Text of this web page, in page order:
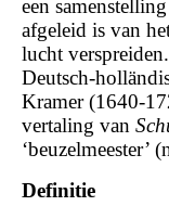
een
afgeleid is van
lucht
Deutsch-
Kramer (1640-
vertaling van
‘beuzelmeester’
Definitie